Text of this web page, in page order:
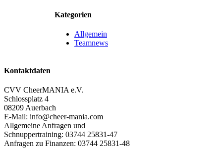
Kategorien
Allgemein
Teamnews
Kontaktdaten
CVV CheerMANIA e.V.
Schlossplatz 4
08209 Auerbach
E-Mail: info@cheer-mania.com
Allgemeine Anfragen und
Schnuppertraining: 03744 25831-47
Anfragen zu Finanzen: 03744 25831-48